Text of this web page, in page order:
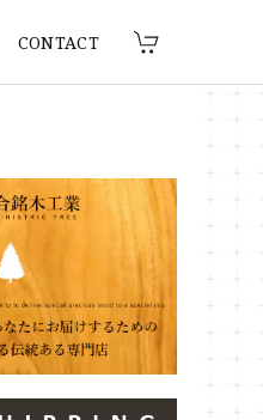
CONTACT